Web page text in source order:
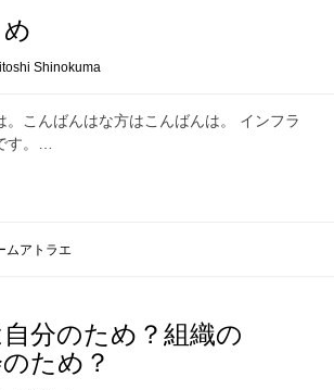
Shinokuma
。こんばんはな方はこんばんは。 インフラ
す。…
ムアトラエ
分のため？組織の
ため？